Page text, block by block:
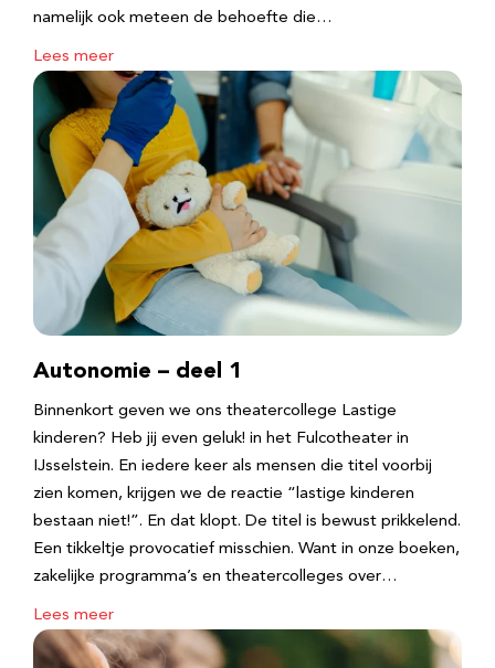
namelijk ook meteen de behoefte die…
Lees meer
Autonomie – deel 1
Binnenkort geven we ons theatercollege Lastige
kinderen? Heb jij even geluk! in het Fulcotheater in
IJsselstein. En iedere keer als mensen die titel voorbij
zien komen, krijgen we de reactie “lastige kinderen
bestaan niet!”. En dat klopt. De titel is bewust prikkelend.
Een tikkeltje provocatief misschien. Want in onze boeken,
zakelijke programma’s en theatercolleges over…
Lees meer